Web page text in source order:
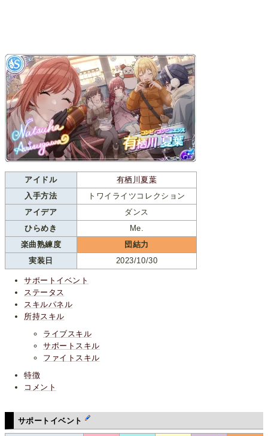
アイドル
有栖川夏葉
入手方法
トワイライツコレクション
アイデア
ダンス
ひらめき
Me.
楽曲熟練度
団結力
実装日
2023/10/30
サポートイベント
ステータス
スキルパネル
所持スキル
ライブスキル
サポートスキル
ファイトスキル
特徴
コメント
サポートイベント